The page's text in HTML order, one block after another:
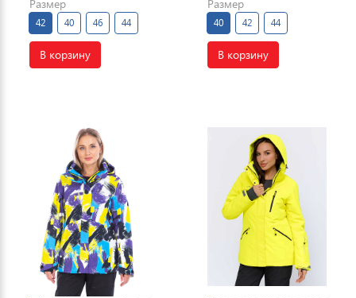
Размер
42 40 46 44
В корзину
Размер
40 42 44
В корзину